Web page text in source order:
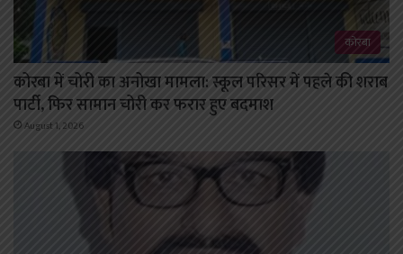
कोरबा
कोरबा में चोरी का अनोखा मामला: स्कूल परिसर में पहले की शराब
पार्टी, फिर सामान चोरी कर फरार हुए बदमाश
August 1, 2026